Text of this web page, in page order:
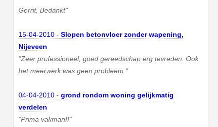
Gerrit, Bedankt"
15-04-2010 -Slopen betonvloer zonder wapening,
Nijeveen
"Zeer professioneel, goed gereedschap erg tevreden. Ook
het meerwerk was geen probleem."
04-04-2010 -grond rondom woning gelijkmatig
verdelen
"Prima vakman!!"